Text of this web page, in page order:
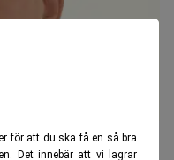
för att du ska få en så bra
Det innebär att vi lagrar
3:12